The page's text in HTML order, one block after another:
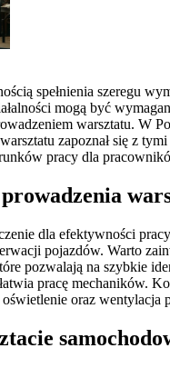
spełnienia szeregu
mogą być
warsztatu. W
zapoznał się z
pracy dla
dla efektywności
pojazdów. Warto
pozwalają na szybkie
pracę mechaników.
oraz